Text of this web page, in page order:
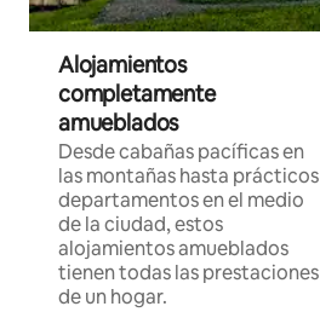
Alojamientos
completamente
amueblados
Desde cabañas pacíficas en
las montañas hasta prácticos
departamentos en el medio
de la ciudad, estos
alojamientos amueblados
tienen todas las prestaciones
de un hogar.